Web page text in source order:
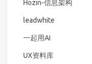
Hozin-信息架构
leadwhite
一起用AI
UX资料库